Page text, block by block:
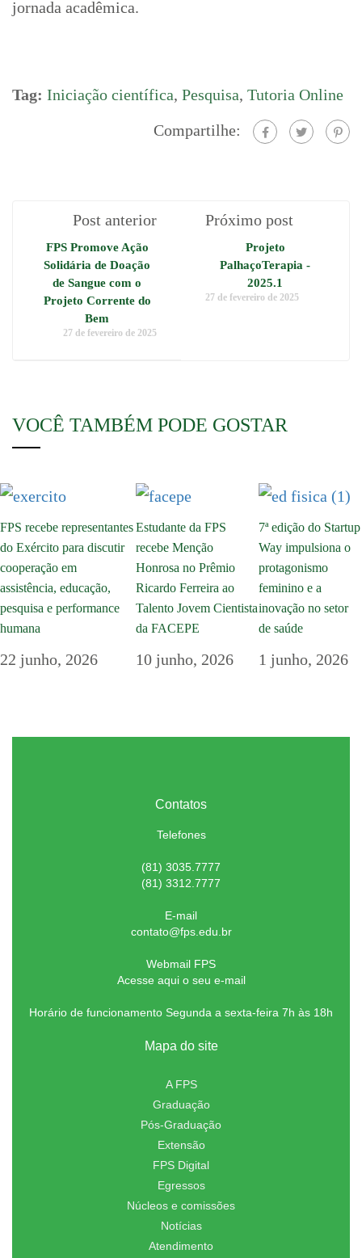
jornada acadêmica.
Tag: Iniciação científica, Pesquisa, Tutoria Online
Compartilhe:
Post anterior
FPS Promove Ação
Solidária de Doação
de Sangue com o
Projeto Corrente do
Bem
27 de fevereiro de 2025
Próximo post
Projeto
PalhaçoTerapia -
2025.1
27 de fevereiro de 2025
VOCÊ TAMBÉM PODE GOSTAR
FPS recebe representantes
do Exército para discutir
cooperação em
assistência, educação,
pesquisa e performance
humana
22 junho, 2026
Estudante da FPS
recebe Menção
Honrosa no Prêmio
Ricardo Ferreira ao
Talento Jovem Cientista
da FACEPE
10 junho, 2026
7ª edição do Startup
Way impulsiona o
protagonismo
feminino e a
inovação no setor
de saúde
1 junho, 2026
Contatos
Telefones
(81) 3035.7777
(81) 3312.7777
E-mail
contato@fps.edu.br
Webmail FPS
Acesse aqui o seu e-mail
Horário de funcionamento Segunda a sexta-feira 7h às 18h
Mapa do site
A FPS
Graduação
Pós-Graduação
Extensão
FPS Digital
Egressos
Núcleos e comissões
Notícias
Atendimento